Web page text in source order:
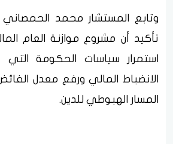
وتابع المستشار محمد الحمصاني
تأكيد أن مشروع موازنة العام
استمرار سياسات الحكومة
الانضباط المالي ورفع معدل
المسار الهبوطي للدين.